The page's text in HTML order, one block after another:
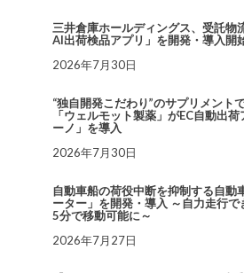
三井倉庫ホールディングス、受託物
AI出荷検品アプリ」を開発・導入開
2026年7月30日
“独自開発こだわり”のサプリメント
「ウェルモット製薬」がEC自動出
ーノ」を導入
2026年7月30日
自動車船の荷役中断を抑制する自動
ーター」を開発・導入 ～自力走行で
5分で移動可能に～
2026年7月27日